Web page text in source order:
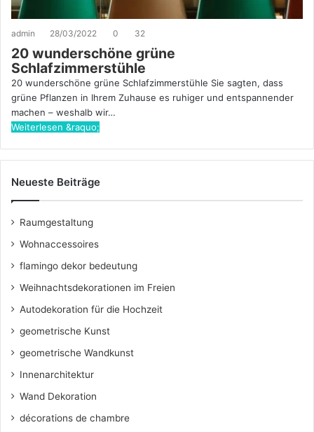
admin 28/03/2022 0 32
20 wunderschöne grüne
Schlafzimmerstühle
20 wunderschöne grüne Schlafzimmerstühle Sie sagten, dass
grüne Pflanzen in Ihrem Zuhause es ruhiger und entspannender
machen – weshalb wir…
Weiterlesen &raquo;
Neueste Beiträge
Raumgestaltung
Wohnaccessoires
flamingo dekor bedeutung
Weihnachtsdekorationen im Freien
Autodekoration für die Hochzeit
geometrische Kunst
geometrische Wandkunst
Innenarchitektur
Wand Dekoration
décorations de chambre